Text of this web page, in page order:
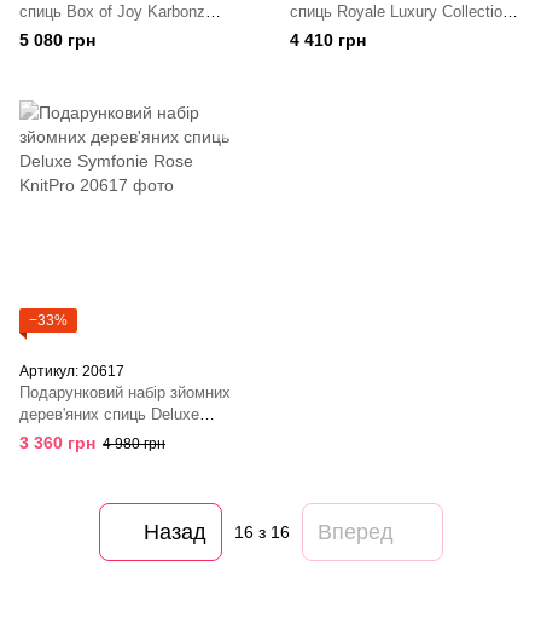
спиць Box of Joy Karbonz
KnitPro
5 080 грн
спиць Royale Luxury Collection
Wood KnitPro
4 410 грн
−33%
Артикул: 20617
Подарунковий набір зйомних
дерев'яних спиць Deluxe
Symfonie Rose KnitPro
3 360 грн 4 980 грн
Назад 16з 16 Вперед